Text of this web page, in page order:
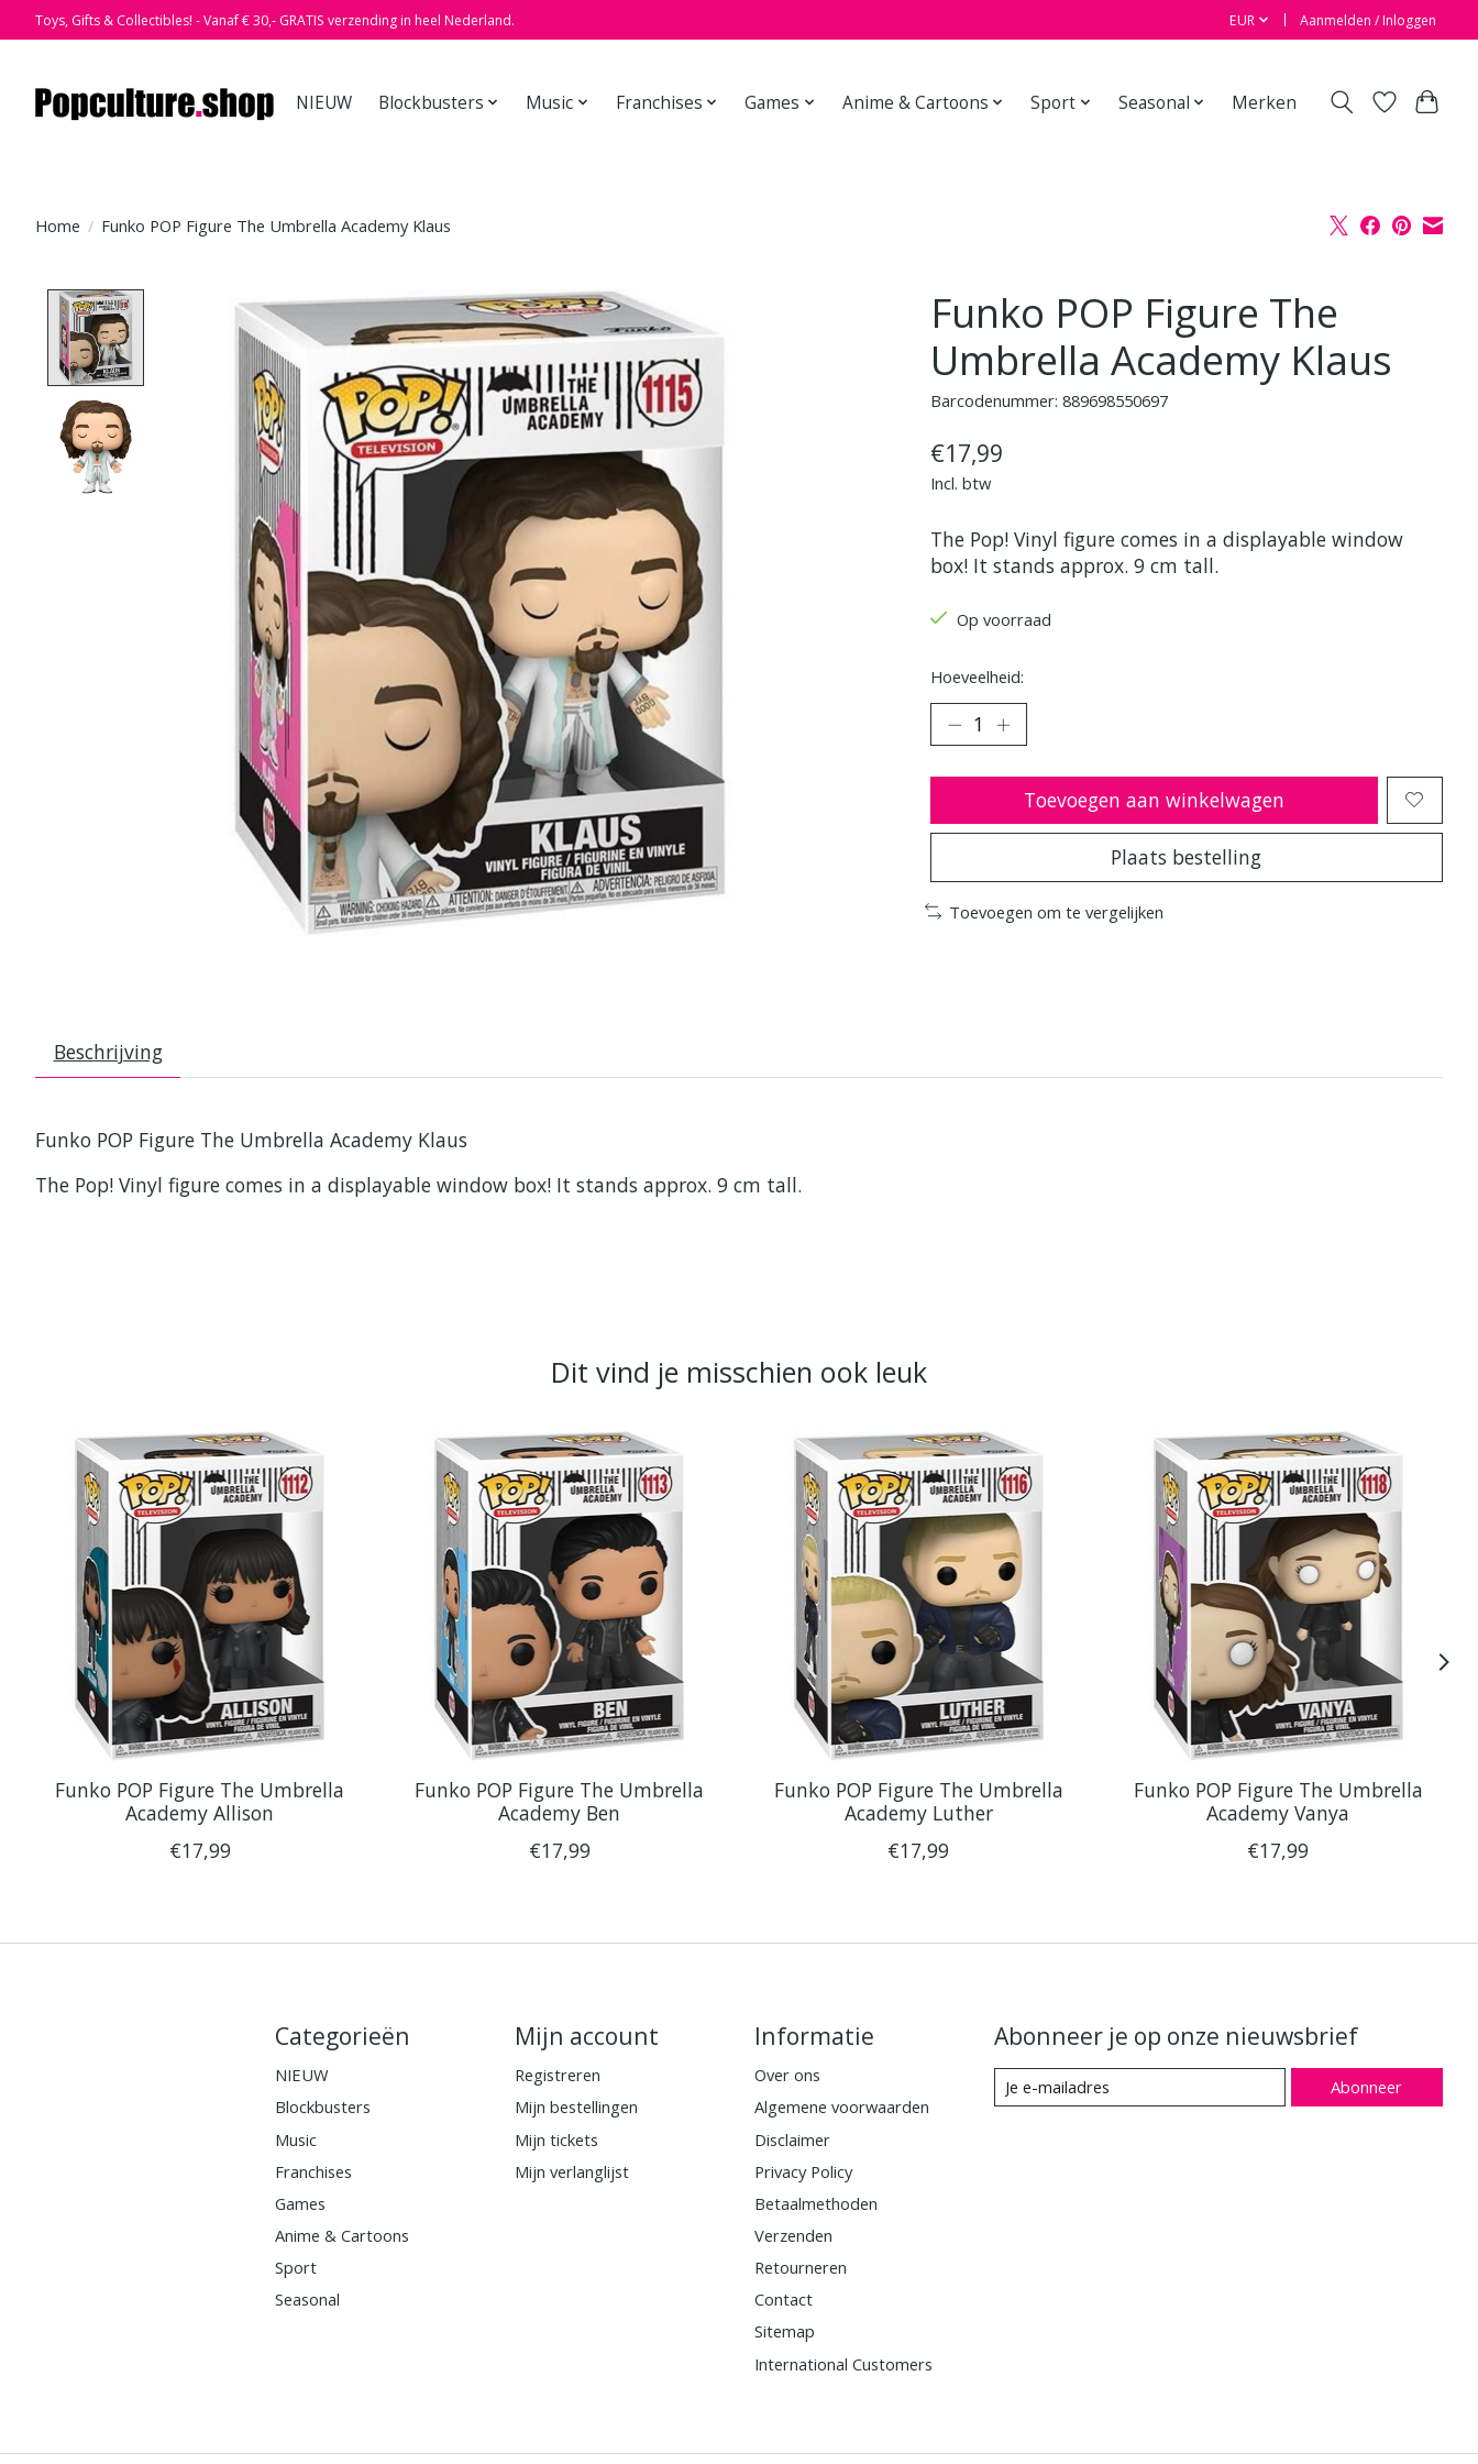
Toys, Gifts & Collectibles! - Vanaf € 30,- GRATIS verzending in heel Nederland. EUR Aanmelden / Inloggen
NIEUW Blockbusters Music Franchises Games Anime & Cartoons Sport Seasonal Merken
Home / Funko POP Figure The Umbrella Academy Klaus
Product image slideshow Items
Funko POP Figure The
Umbrella Academy Klaus
Barcodenummer: 889698550697
€17,99
Incl. btw
The Pop! Vinyl figure comes in a displayable window
box! It stands approx. 9 cm tall.
Op voorraad
Hoeveelheid:
Toevoegen aan winkelwagen
Plaats bestelling
Toevoegen om te vergelijken
Beschrijving
Funko POP Figure The Umbrella Academy Klaus
The Pop! Vinyl figure comes in a displayable window box! It stands approx. 9 cm tall.
Dit vind je misschien ook leuk
Items van productcarrousel
Funko POP Figure The Umbrella
Academy Allison
€17,99
Funko POP Figure The Umbrella
Academy Ben
€17,99
Funko POP Figure The Umbrella
Academy Luther
€17,99
Funko POP Figure The Umbrella
Academy Vanya
€17,99
Categorieën
NIEUW
Blockbusters
Music
Franchises
Games
Anime & Cartoons
Sport
Seasonal
Mijn account
Registreren
Mijn bestellingen
Mijn tickets
Mijn verlanglijst
Informatie
Over ons
Algemene voorwaarden
Disclaimer
Privacy Policy
Betaalmethoden
Verzenden
Retourneren
Contact
Sitemap
International Customers
Abonneer je op onze nieuwsbrief
Abonneer